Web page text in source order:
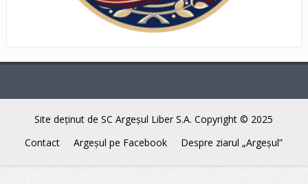
Site deţinut de SC Argeşul Liber S.A. Copyright © 2025
Contact
Argeşul pe Facebook Despre ziarul „Argeşul”